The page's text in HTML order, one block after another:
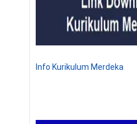
Info Kurikulum Merdeka